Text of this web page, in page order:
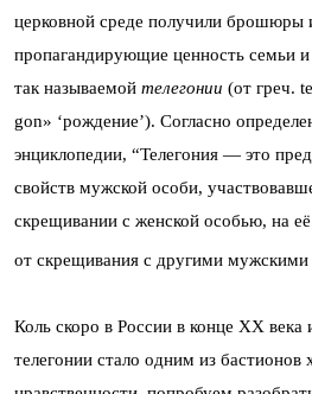
церковной среде получили брошюры
пропагандирующие ценность семьи
так называемой телегонии (от греч.
gon» ‘рождение’). Согласно
энциклопедии, “Телего­ния — это
свойств мужской особи,
скрещивании с женской особью, на
от скрещивания с другими мужскими
Коль скоро в России в конце ХХ века
телегонии стало одним из бастионов